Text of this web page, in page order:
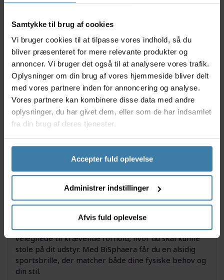
Samtykke til brug af cookies
Vi bruger cookies til at tilpasse vores indhold, så du
bliver præsenteret for mere relevante produkter og
annoncer. Vi bruger det også til at analysere vores trafik.
Oplysninger om din brug af vores hjemmeside bliver delt
med vores partnere inden for annoncering og analyse.
Vores partnere kan kombinere disse data med andre
oplysninger, du har givet dem, eller som de har indsamlet
fra din brug af deres tjenester.
Accepter fuld oplevelse
Administrer indstillinger
Afvis fuld oplevelse
et fast og sikkert greb – også når du sveder. Den
avancerede Prizm Lens Technology fremhæver
farver og kontraster, så du kan se skarpere og
reagere hurtigere i alle omgivelser.
Nyttige facts
To-linse design for optimal komfort og synsfelt
Let og holdbar O Matter ramme
Unobtainium næsepuder og ørestykker for
sikkert greb
kontrast
Ideel til brug i solrigt vejr
Anvendelse
BiSphaera solbrillerne er ideelle til dig, der dyrker
multisport, cykling, løb eller outdoor-aktiviteter og
har brug for både præcision og komfort. Det stabile
greb og den avancerede linseteknologi gør dem
velegnede til krævende forhold, hvor du skal kunne
stole på dit udstyr. Med BiSphaera får du en alsidig
sportsbrille, der matcher både dine fysiske behov og
din stil.